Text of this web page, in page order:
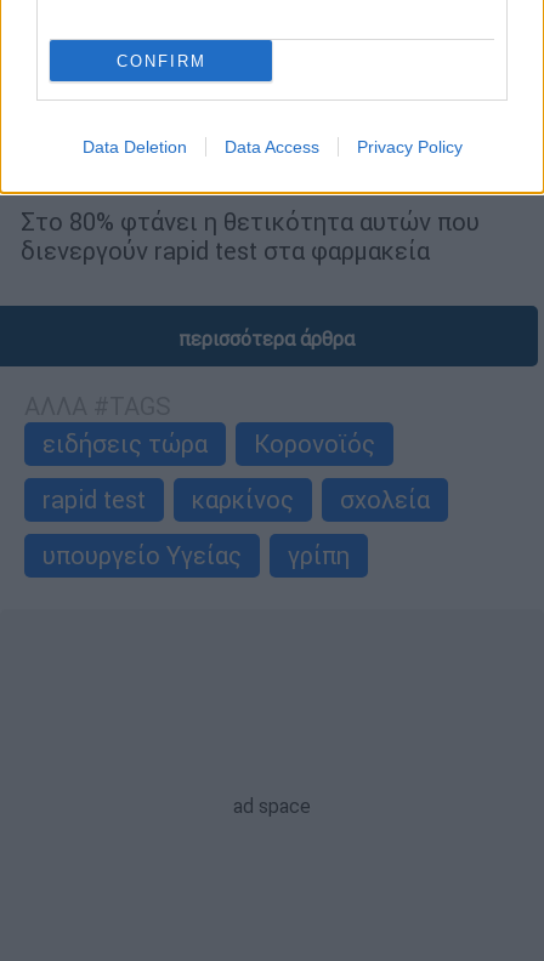
CONFIRM
Data Deletion Data Access Privacy Policy
Υγεία|05.01.2024 06:35
για κορονοϊό ή γρίπη - «Όταν νοσήσουν
Στο 80% φτάνει η θετικότητα αυτών που
διενεργούν rapid test στα φαρμακεία
περισσότερα άρθρα
ειδήσεις τώρα
Κορονοϊός
rapid test
καρκίνος
σχολεία
υπουργείο Υγείας
γρίπη